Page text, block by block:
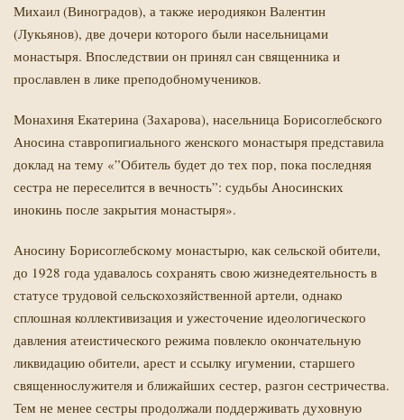
Михаил (Виноградов), а также иеродиякон Валентин
(Лукьянов), две дочери которого были насельницами
монастыря. Впоследствии он принял сан священника и
прославлен в лике преподобномучеников.
Монахиня Екатерина (Захарова), насельница Борисоглебского
Аносина ставропигиального женского монастыря представила
доклад на тему «”Обитель будет до тех пор, пока последняя
сестра не переселится в вечность”: судьбы Аносинских
инокинь после закрытия монастыря».
Аносину Борисоглебскому монастырю, как сельской обители,
до 1928 года удавалось сохранять свою жизнедеятельность в
статусе трудовой сельскохозяйственной артели, однако
сплошная коллективизация и ужесточение идеологического
давления атеистического режима повлекло окончательную
ликвидацию обители, арест и ссылку игумении, старшего
священнослужителя и ближайших сестер, разгон сестричества.
Тем не менее сестры продолжали поддерживать духовную